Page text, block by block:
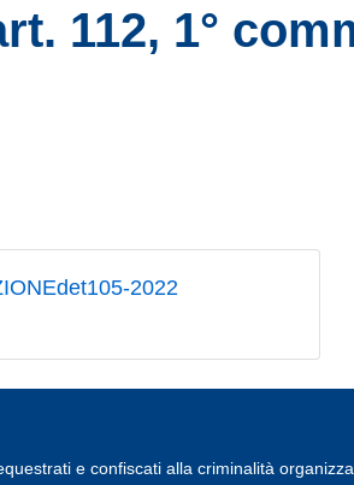
112, 1°
2022
e confiscati alla criminalità